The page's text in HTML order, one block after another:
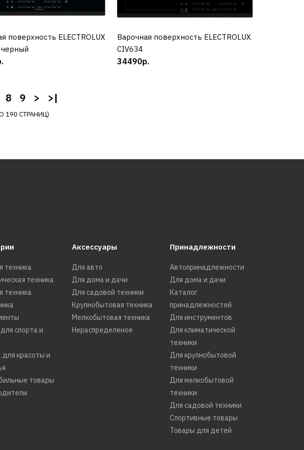
IPEV 644 RCC
В ПОЖЕЛАНИЯ
КУПИТЬ
В ПОЖЕЛАНИЯ
КУПИТЬ
поверхность ELECTROLUX
КУПИТЬ
Варочная поверхность ELECTROLUX
CIV634
34490р.
8 9 > >|
190 СТРАНИЦ)
техника
техника
техника
спорта и
для красоты и
товары
Аксессуары
Для авто
Для дома и дачи
Для садовой техники
Крупнобытовая техника
Мелкобытовая техника
Нераспределеное
Принадлежности
Автопринадлежности
Для дома и дачи
Каталог
принадлежностей
Для инструментов
Для климатической
техники
Для крупнобытовой
техники
Для мелкобытовой
техники
Для садовой техники
Спортивные товары
Товары для детей